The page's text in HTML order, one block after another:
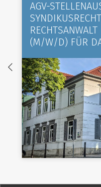
AGV-
(M/W/D) FÜR